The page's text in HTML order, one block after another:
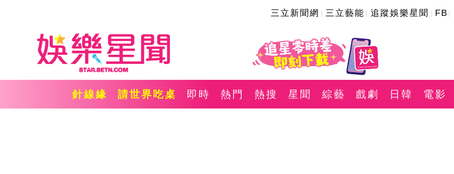
三立新聞網 三立藝能 追蹤娛樂星聞 FB
針線緣 請世界吃桌 即時 熱門 熱搜 星聞 綜藝 戲劇 日韓 電影